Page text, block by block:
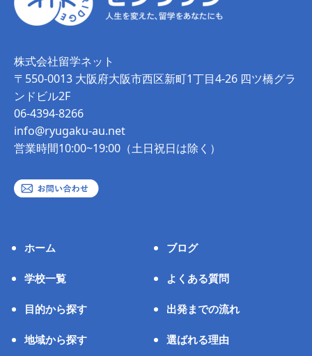
株式会社留学ネット
〒550-0013 大阪府大阪市西区新町1丁目4-26 四ツ橋グラ
ンドビル2F
06-4394-8266
info@ryugaku-au.net
営業時間10:00~19:00（土日祝日は除く）
ホーム
学校一覧
目的から探す
地域から探す
ブログ
よくある質問
出発までの流れ
選ばれる理由